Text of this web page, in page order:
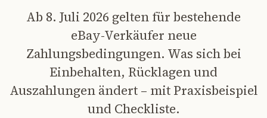
Ab 8. Juli 2026 gelten für bestehende
eBay-Verkäufer neue
Zahlungsbedingungen. Was sich bei
Einbehalten, Rücklagen und
Auszahlungen ändert – mit Praxisbeispiel
und Checkliste.